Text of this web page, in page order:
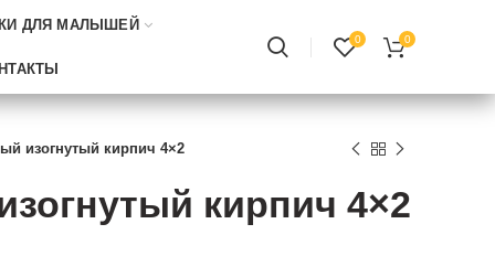
ДЛЯ МАЛЫШЕЙ
0 0
изогнутый кирпич 4×2
кирпич 4×2